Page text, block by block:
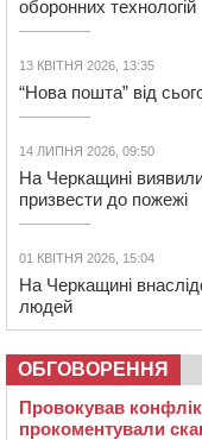
оборонних технологій
13 КВІТНЯ 2026, 13:35
“Нова пошта” від
14 ЛИПНЯ 2026, 09:50
На Черкащині
призвести до пожежі
01 КВІТНЯ 2026, 15:04
На Черкащині
людей
ОБГОВОРЕННЯ
Провокував
прокоментували